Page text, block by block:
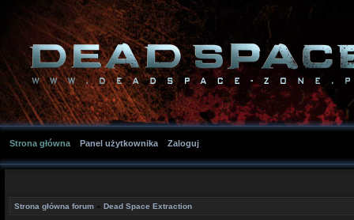
Strona główna Panel użytkownika Zaloguj
Strona główna forum » Dead Space Extraction